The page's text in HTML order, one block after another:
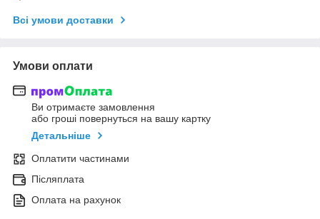
Всі умови доставки
Умови оплати
Ви отримаєте замовлення
або гроші повернуться на вашу картку
Детальніше
Оплатити частинами
Післяплата
Оплата на рахунок